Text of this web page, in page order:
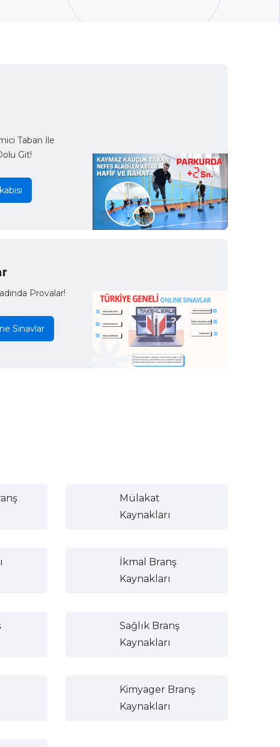
Taban İle
Git!
Provalar!
Sınavlar
Mülakat
Kaynakları
İkmal Branş
Kaynakları
Sağlık Branş
Kaynakları
Kimyager Branş
Kaynakları